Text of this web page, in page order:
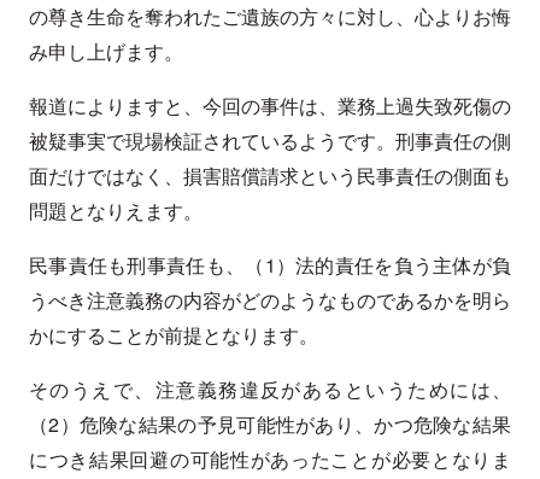
の尊き生命を奪われたご遺族の方々に対し、心よりお悔
み申し上げます。
報道によりますと、今回の事件は、業務上過失致死傷の
被疑事実で現場検証されているようです。刑事責任の側
面だけではなく、損害賠償請求という民事責任の側面も
問題となりえます。
民事責任も刑事責任も、（1）法的責任を負う主体が負
うべき注意義務の内容がどのようなものであるかを明ら
かにすることが前提となります。
そのうえで、注意義務違反があるというためには、
（2）危険な結果の予見可能性があり、かつ危険な結果
につき結果回避の可能性があったことが必要となりま